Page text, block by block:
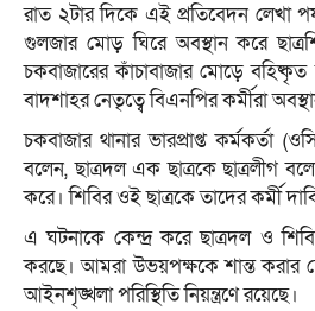
রাত ২টার দিকে এই প্রতিবেদন লেখা
গুলজার মোড় ঘিরে অবস্থান করে
চকবাজারের কাঁচাবাজার মোড়ে
বাদশাহর নেতৃত্বে বিএনপির কর্মীরা
চকবাজার থানার ভারপ্রাপ্ত কর্মকর্তা
বলেন, ছাত্রদল এক ছাত্রকে ছাত্রলীগ
করে। শিবির ওই ছাত্রকে তাদের কর্মী
এ ঘটনাকে কেন্দ্র করে ছাত্রদল ও
করছে। আমরা উভয়পক্ষকে শান্ত করার
আইনশৃঙ্খলা পরিস্থিতি নিয়ন্ত্রণে রয়েছে।